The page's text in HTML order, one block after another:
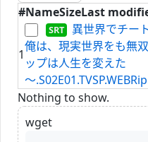
#NameSizeLast
1
異世界でチー
俺は、現実世界をも無
ップは人生を変えた
～
Nothing to show.
wget